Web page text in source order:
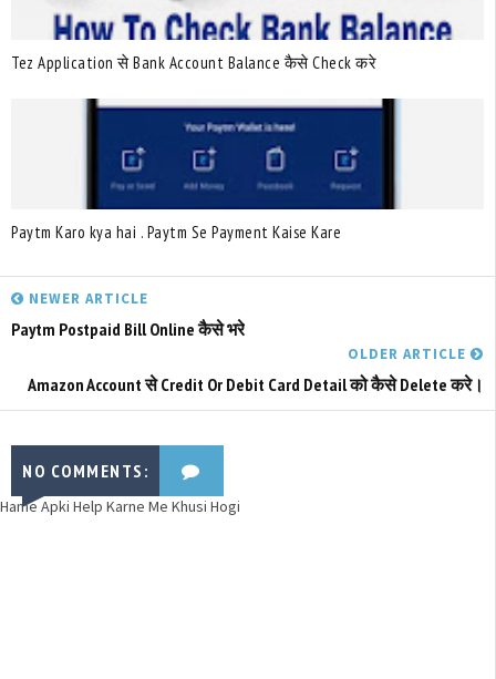
Tez Application से Bank Account Balance कैसे Check करे
Paytm Karo kya hai . Paytm Se Payment Kaise Kare
NEWER ARTICLE
Paytm Postpaid Bill Online कैसे भरे
OLDER ARTICLE
Amazon Account से Credit Or Debit Card Detail को कैसे Delete करे।
NO COMMENTS:
Hame Apki Help Karne Me Khusi Hogi